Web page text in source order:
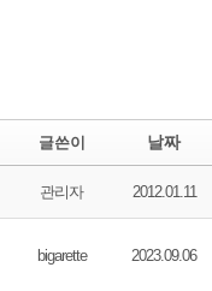
글쓴이 날짜
관리자 2012.01.11
bigarette 2023.09.06